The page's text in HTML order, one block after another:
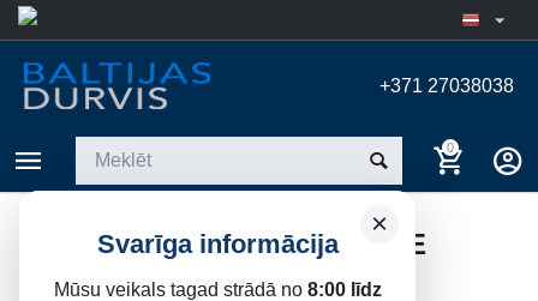
+371 27038038
0
×
Svarīga informācija
Mūsu veikals tagad strādā no 8:00 līdz
IEKŠDURVIS LINEA 1 VENGE
MELNS STIKLS